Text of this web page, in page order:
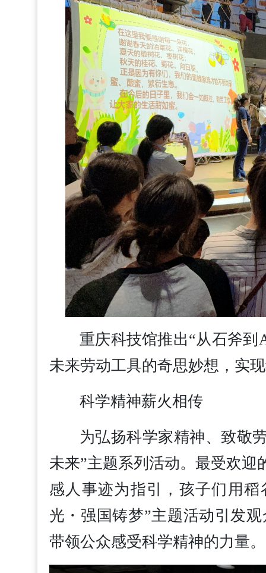
重庆科技馆推出“从石斧
未来劳动工具的奇思妙想，实
科学精神薪火相传
为弘扬科学家精神、致敬
未来”主题系列活动。最受欢迎
感人事迹为指引，孩子们用
光・强国铸梦”主题活动引发
带领公众感受科学精神的力量。